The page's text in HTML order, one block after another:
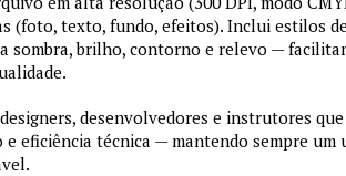
(foto, texto, fundo, efeitos). Inclui estilos
sombra, brilho, contorno e relevo —
desenvolvedores e instrutores
eficiência técnica — mantendo sempre